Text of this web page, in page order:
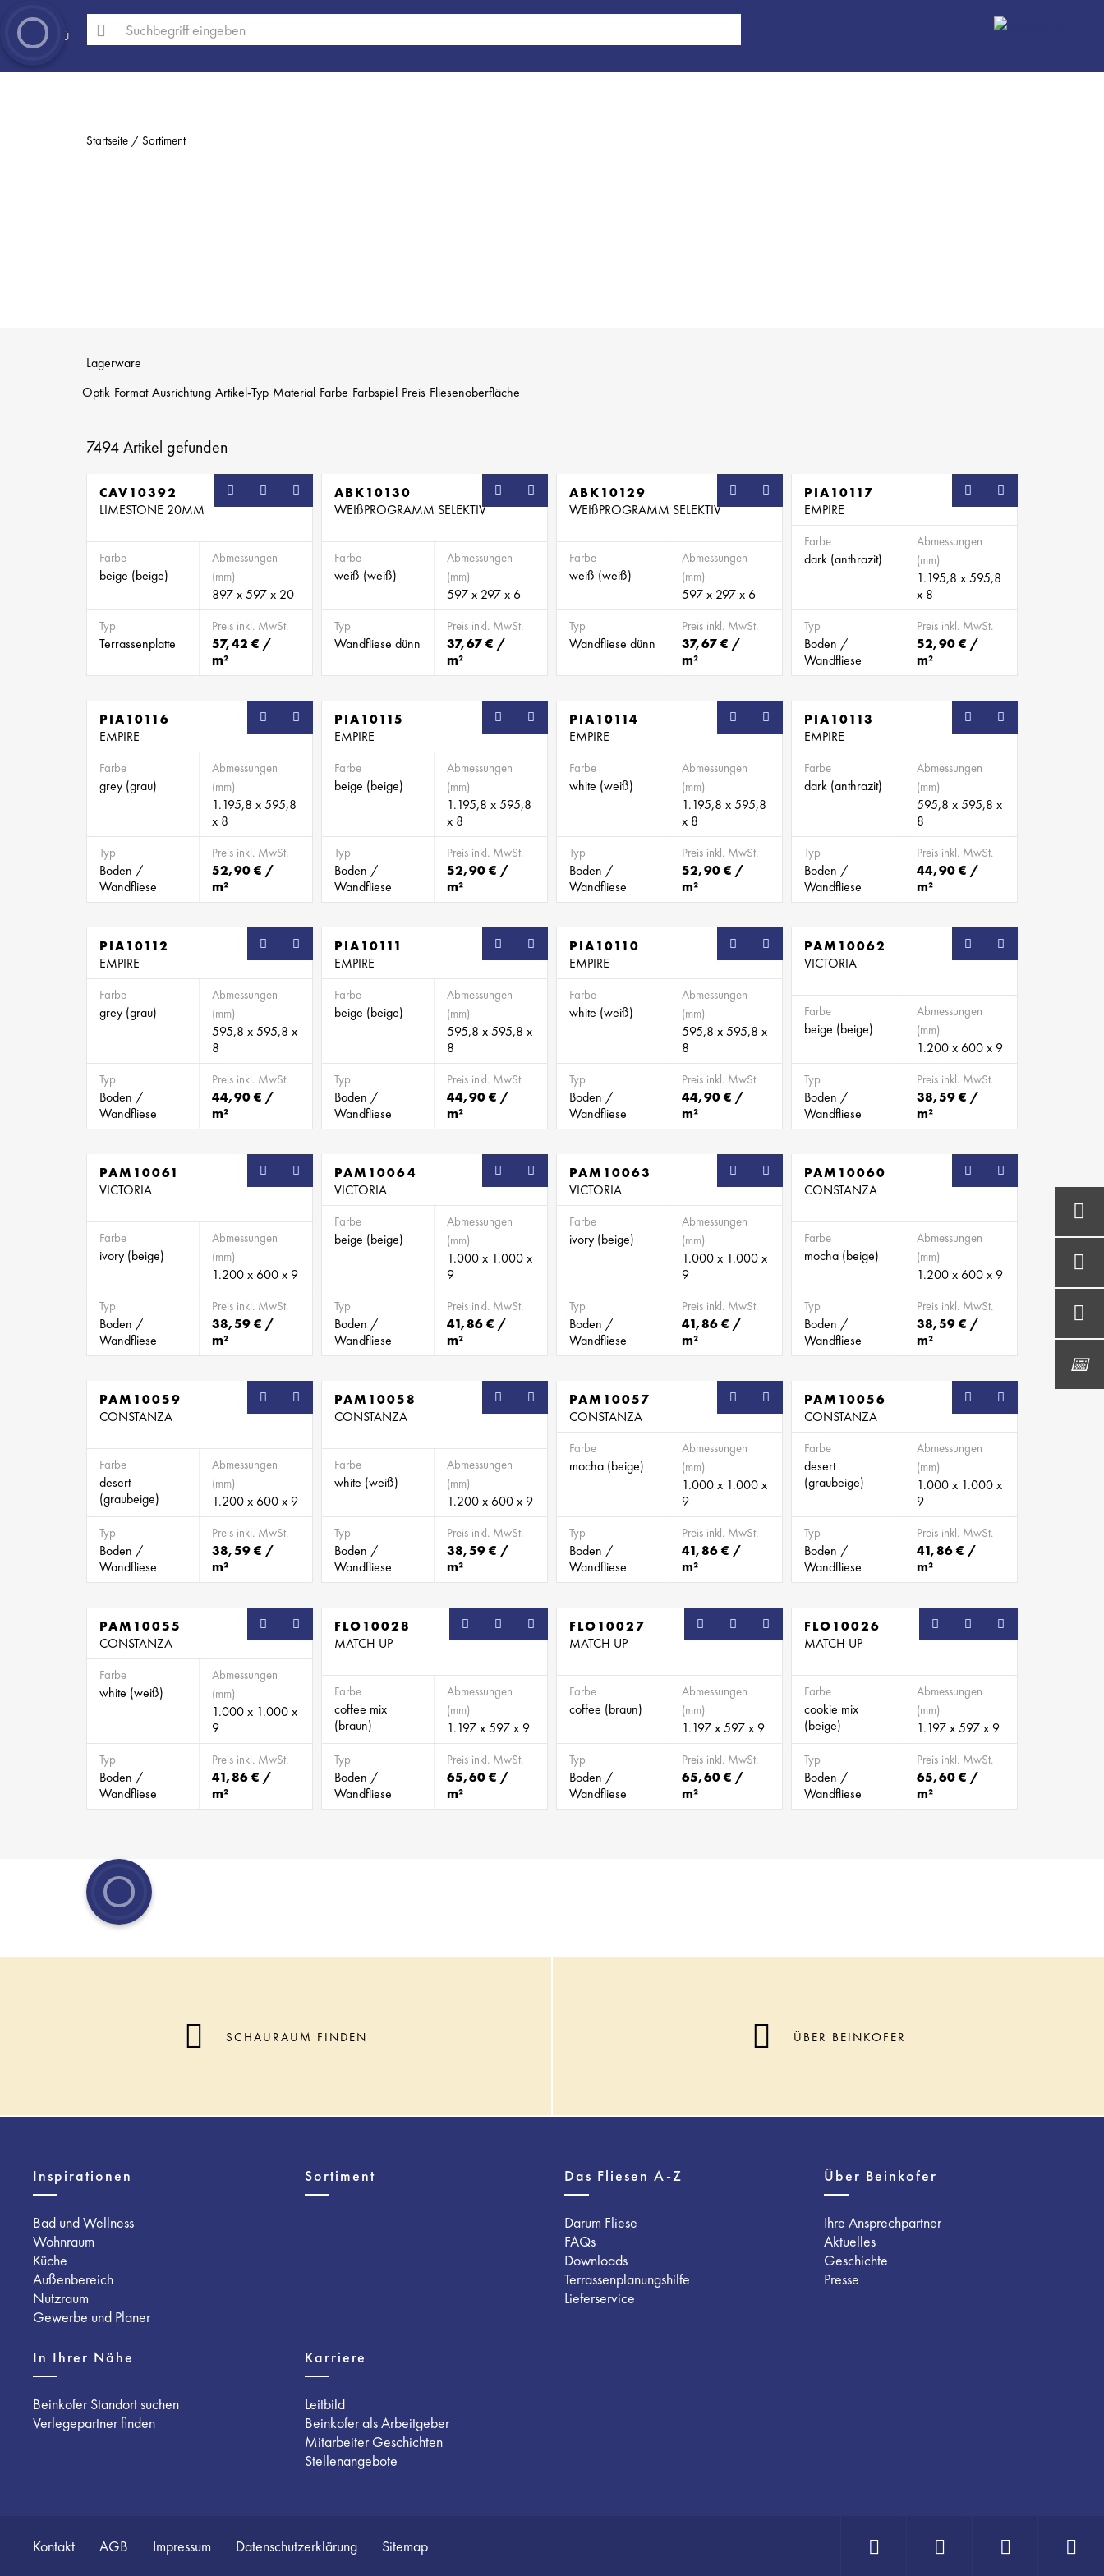
MENÜ
Startseite Sortiment
Lagerware
Optik Format Ausrichtung Artikel-Typ Material Farbe Farbspiel Preis Fliesenoberfläche
7494Artikel gefunden
CAV10392
LIMESTONE 20MM
Farbe
beige (beige)
Abmessungen
(mm)
897 x 597 x 20
Typ
Terrassenplatte
Preis inkl. MwSt.
57,42 € /
m²
ABK10130
WEIßPROGRAMM SELEKTIV
Farbe
weiß (weiß)
Abmessungen
(mm)
597 x 297 x 6
Typ
Wandfliese dünn
Preis inkl. MwSt.
37,67 € /
m²
ABK10129
WEIßPROGRAMM SELEKTIV
Farbe
weiß (weiß)
Abmessungen
(mm)
597 x 297 x 6
Typ
Wandfliese dünn
Preis inkl. MwSt.
37,67 € /
m²
PIA10117
EMPIRE
Farbe
dark (anthrazit)
Abmessungen
(mm)
1.195,8 x 595,8
x 8
Typ
Boden /
Wandfliese
Preis inkl. MwSt.
52,90 € /
m²
PIA10116
EMPIRE
Farbe
grey (grau)
Abmessungen
(mm)
1.195,8 x 595,8
x 8
Typ
Boden /
Wandfliese
Preis inkl. MwSt.
52,90 € /
m²
PIA10115
EMPIRE
Farbe
beige (beige)
Abmessungen
(mm)
1.195,8 x 595,8
x 8
Typ
Boden /
Wandfliese
Preis inkl. MwSt.
52,90 € /
m²
PIA10114
EMPIRE
Farbe
white (weiß)
Abmessungen
(mm)
1.195,8 x 595,8
x 8
Typ
Boden /
Wandfliese
Preis inkl. MwSt.
52,90 € /
m²
PIA10113
EMPIRE
Farbe
dark (anthrazit)
Abmessungen
(mm)
595,8 x 595,8 x
8
Typ
Boden /
Wandfliese
Preis inkl. MwSt.
44,90 € /
m²
PIA10112
EMPIRE
Farbe
grey (grau)
Abmessungen
(mm)
595,8 x 595,8 x
8
Typ
Boden /
Wandfliese
Preis inkl. MwSt.
44,90 € /
m²
PIA10111
EMPIRE
Farbe
beige (beige)
Abmessungen
(mm)
595,8 x 595,8 x
8
Typ
Boden /
Wandfliese
Preis inkl. MwSt.
44,90 € /
m²
PIA10110
EMPIRE
Farbe
white (weiß)
Abmessungen
(mm)
595,8 x 595,8 x
8
Typ
Boden /
Wandfliese
Preis inkl. MwSt.
44,90 € /
m²
PAM10062
VICTORIA
Farbe
beige (beige)
Abmessungen
(mm)
1.200 x 600 x 9
Typ
Boden /
Wandfliese
Preis inkl. MwSt.
38,59 € /
m²
PAM10061
VICTORIA
Farbe
ivory (beige)
Abmessungen
(mm)
1.200 x 600 x 9
Typ
Boden /
Wandfliese
Preis inkl. MwSt.
38,59 € /
m²
PAM10064
VICTORIA
Farbe
beige (beige)
Abmessungen
(mm)
1.000 x 1.000 x
9
Typ
Boden /
Wandfliese
Preis inkl. MwSt.
41,86 € /
m²
PAM10063
VICTORIA
Farbe
ivory (beige)
Abmessungen
(mm)
1.000 x 1.000 x
9
Typ
Boden /
Wandfliese
Preis inkl. MwSt.
41,86 € /
m²
PAM10060
CONSTANZA
Farbe
mocha (beige)
Abmessungen
(mm)
1.200 x 600 x 9
Typ
Boden /
Wandfliese
Preis inkl. MwSt.
38,59 € /
m²
PAM10059
CONSTANZA
Farbe
desert
(graubeige)
Abmessungen
(mm)
1.200 x 600 x 9
Typ
Boden /
Wandfliese
Preis inkl. MwSt.
38,59 € /
m²
PAM10058
CONSTANZA
Farbe
white (weiß)
Abmessungen
(mm)
1.200 x 600 x 9
Typ
Boden /
Wandfliese
Preis inkl. MwSt.
38,59 € /
m²
PAM10057
CONSTANZA
Farbe
mocha (beige)
Abmessungen
(mm)
1.000 x 1.000 x
9
Typ
Boden /
Wandfliese
Preis inkl. MwSt.
41,86 € /
m²
PAM10056
CONSTANZA
Farbe
desert
(graubeige)
Abmessungen
(mm)
1.000 x 1.000 x
9
Typ
Boden /
Wandfliese
Preis inkl. MwSt.
41,86 € /
m²
PAM10055
CONSTANZA
Farbe
white (weiß)
Abmessungen
(mm)
1.000 x 1.000 x
9
Typ
Boden /
Wandfliese
Preis inkl. MwSt.
41,86 € /
m²
FLO10028
MATCH UP
Farbe
coffee mix
(braun)
Abmessungen
(mm)
1.197 x 597 x 9
Typ
Boden /
Wandfliese
Preis inkl. MwSt.
65,60 € /
m²
FLO10027
MATCH UP
Farbe
coffee (braun)
Abmessungen
(mm)
1.197 x 597 x 9
Typ
Boden /
Wandfliese
Preis inkl. MwSt.
65,60 € /
m²
FLO10026
MATCH UP
Farbe
cookie mix
(beige)
Abmessungen
(mm)
1.197 x 597 x 9
Typ
Boden /
Wandfliese
Preis inkl. MwSt.
65,60 € /
m²
SCHAURAUM FINDEN ÜBER BEINKOFER
Inspirationen
Bad und Wellness
Wohnraum
Küche
Außenbereich
Nutzraum
Gewerbe und Planer
Sortiment Das Fliesen A-Z
Darum Fliese
FAQs
Downloads
Terrassenplanungshilfe
Lieferservice
Über Beinkofer
Ihre Ansprechpartner
Aktuelles
Geschichte
Presse
In Ihrer Nähe
Beinkofer Standort suchen
Verlegepartner finden
Karriere
Leitbild
Beinkofer als Arbeitgeber
Mitarbeiter Geschichten
Stellenangebote
Kontakt AGB Impressum Datenschutzerklärung Sitemap